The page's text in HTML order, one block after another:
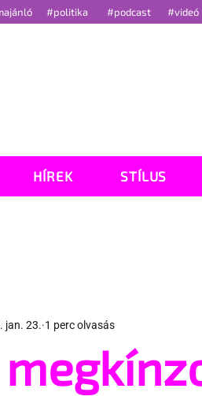
#politika #podcast #videó
HÍREK STÍLUS
jan. 23. 1 perc olvasás